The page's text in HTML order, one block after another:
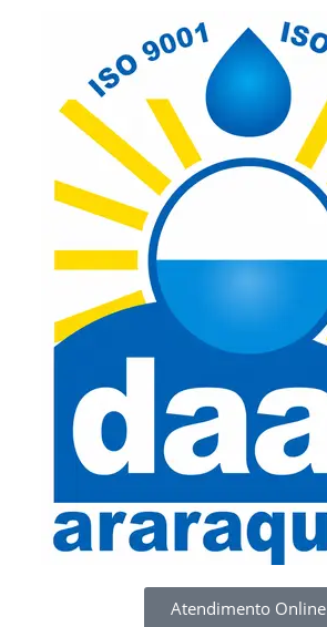
Atendimento Online